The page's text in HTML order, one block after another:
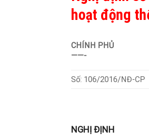
hoạt động
CHÍNH PHỦ
——-
Số: 106/2016/NĐ-CP
NGHỊ ĐỊNH